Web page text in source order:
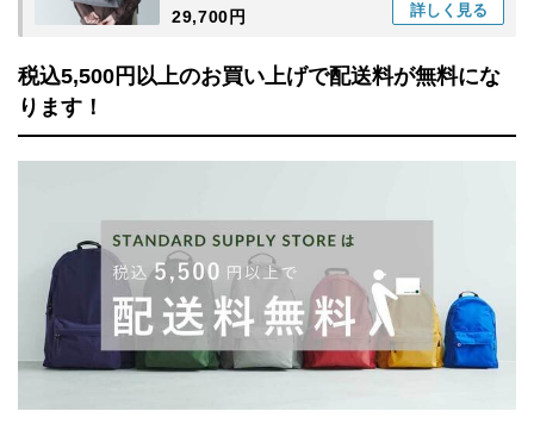
29,700円 詳しく 見る
税込5,500円以上のお買い上げで配送料が無料にな
ります！